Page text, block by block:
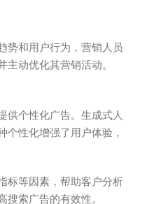
势和用户行为，营销人员
动优化其营销活动。
供个性化广告。生成式人
个性化增强了用户体验，
标等因素，帮助客户分析
索广告的有效性。